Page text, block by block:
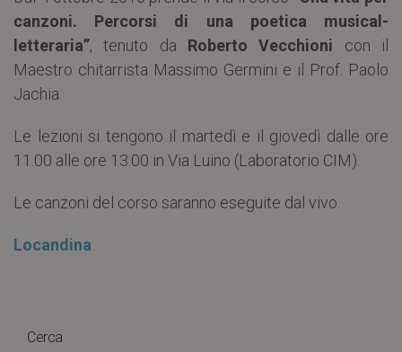
canzoni. Percorsi di una poetica musical-
letteraria”, tenuto da Roberto Vecchioni con il
Maestro chitarrista Massimo Germini e il Prof. Paolo
Jachia.
Le lezioni si tengono il martedì e il giovedì dalle ore
11.00 alle ore 13.00 in Via Luino (Laboratorio CIM).
Le canzoni del corso saranno eseguite dal vivo.
Locandina
Cerca